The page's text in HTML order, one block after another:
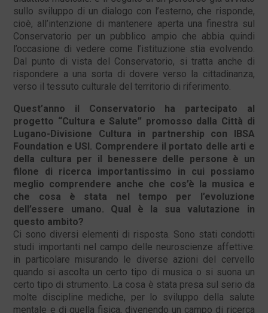
sullo sviluppo di un dialogo con l’esterno, che risponde,
cioè, all’intenzione di mantenere aperta una finestra sul
Conservatorio per un pubblico ampio che abbia quindi
l’occasione di vedere come l’istituzione stia evolvendo.
Dal punto di vista del Conservatorio, si tratta anche di
rispondere a una sorta di dovere verso la cittadinanza,
verso il tessuto culturale del territorio di riferimento.
Quest’anno il Conservatorio ha partecipato al
progetto “Cultura e Salute” promosso dalla Città di
Lugano-Divisione Cultura in partnership con IBSA
Foundation e USI. Comprendere il portato delle arti e
della cultura per il benessere delle persone è un
filone di ricerca importantissimo in cui possiamo
meglio comprendere anche che cos’è la musica e
che cosa è stata nel tempo per l’evoluzione
dell’essere umano. Qual è la sua valutazione in
questo ambito?
Ci sono diversi elementi di risposta. Sono stati condotti
studi importanti nel campo delle neuroscienze affettive:
in particolare misurando le diverse azioni del cervello
quando si ascolta un certo tipo di musica o si suona un
certo tipo di strumento. La cosa è stata presa sul serio da
molte discipline mediche, per lo sviluppo della salute
mentale e di quella fisica, divenendo un campo di ricerca